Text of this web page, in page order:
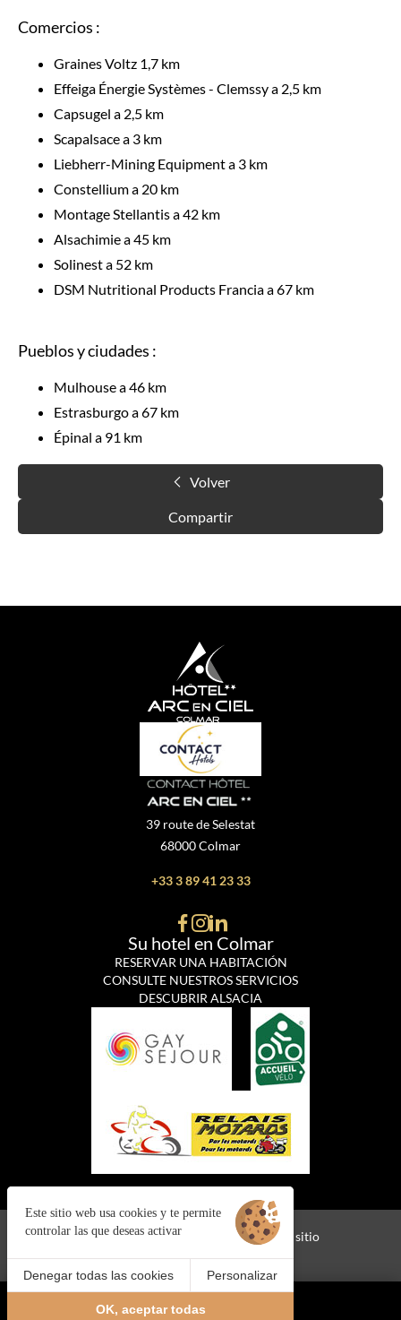
RESERVA
Comercios :
Graines Voltz 1,7 km
Effeiga Énergie Systèmes - Clemssy a 2,5 km
Capsugel a 2,5 km
Scapalsace a 3 km
Liebherr-Mining Equipment a 3 km
Constellium a 20 km
Montage Stellantis a 42 km
Alsachimie a 45 km
Solinest a 52 km
DSM Nutritional Products Francia a 67 km
Pueblos y ciudades :
Mulhouse a 46 km
Estrasburgo a 67 km
Épinal a 91 km
Volver
Compartir
Su hotel en Colmar
RESERVAR UNA HABITACIÓN
CONSULTE NUESTROS SERVICIOS
DESCUBRIR ALSACIA
39 route de Selestat
68000 Colmar
+33 3 89 41 23 33
CookiesInformación jurídicaMapa del sitio
Este sitio web usa cookies y te permite
controlar las que deseas activar
OK, aceptar todas
Denegar todas las cookies Personalizar